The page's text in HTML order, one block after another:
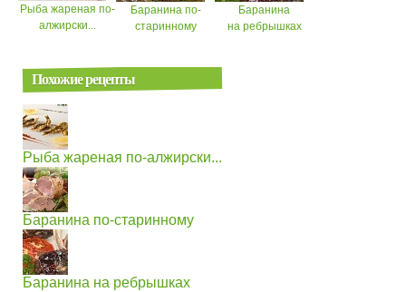
Рыба жареная по-
алжирски...
Баранина по-
старинному
Баранина
на ребрышках
Похожие рецепты
Рыба жареная по-алжирски...
Баранина по-старинному
Баранина на ребрышках